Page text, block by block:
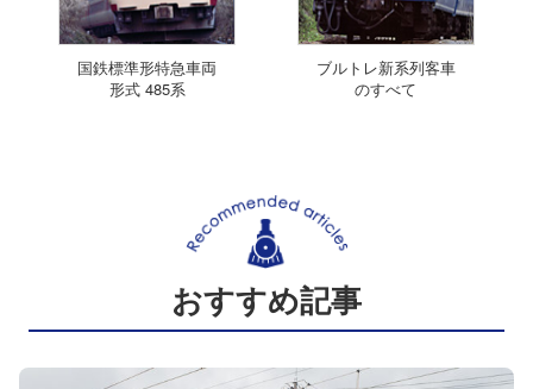
国鉄標準形特急車両
形式 485系
ブルトレ新系列客車
のすべて
おすすめ記事